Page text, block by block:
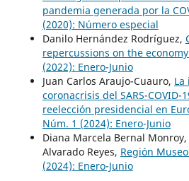
pandemia generada por la
(2020): Número especial
Danilo Hernández Rodríguez,
repercussions on the economy
(2022): Enero-Junio
Juan Carlos Araujo-Cuauro,
coronacrisis del SARS-
reelección presidencial en
Núm. 1 (2024): Enero-Junio
Diana Marcela Bernal
Alvarado Reyes, Región Museo
(2024): Enero-Junio